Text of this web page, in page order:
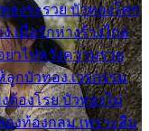
งระรวย บัวทองโศก
เมื่อรักห่างร้างไกล
าไปหวังความรวย
ลูกบัวทอง เวรกรรม
ต้องโรย บัวทองไม่
งท้องกลม เพราะลืม